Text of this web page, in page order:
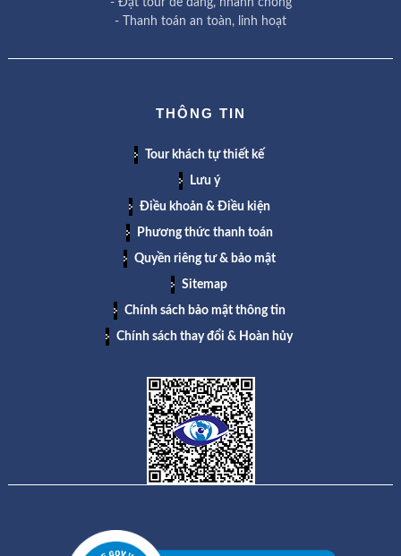
- Đặt tour dễ dàng, nhanh chóng
- Thanh toán an toàn, linh hoạt
THÔNG TIN
Tour khách tự thiết kế
Lưu ý
Điều khoản & Điều kiện
Phương thức thanh toán
Quyền riêng tư & bảo mật
Sitemap
Chính sách bảo mật thông tin
Chính sách thay đổi & Hoàn hủy